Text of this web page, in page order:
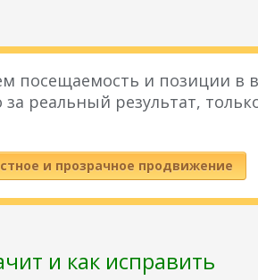
посещаемость и позиции в
за реальный результат,
и прозрачное продвижение
и как исправить